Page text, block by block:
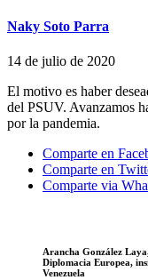
Naky Soto Parra
14 de julio de 2020
El motivo es haber
del PSUV. Avanzamos
por la pandemia.
Comparte en
Comparte en
Comparte via
Arancha González
Diplomacia Europea,
Venezuela